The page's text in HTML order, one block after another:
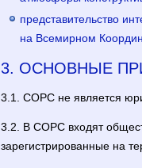
представительство
на Всемирном
3. ОСНОВНЫЕ
3.1. СОРС не является
3.2. В СОРС входят
зарегистрированные на